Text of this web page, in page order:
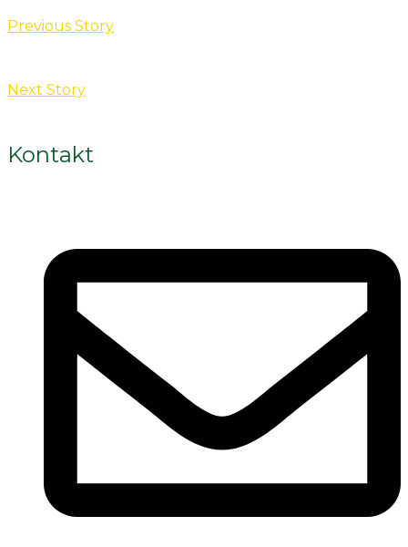
Previous Story
Next Story
Kontakt